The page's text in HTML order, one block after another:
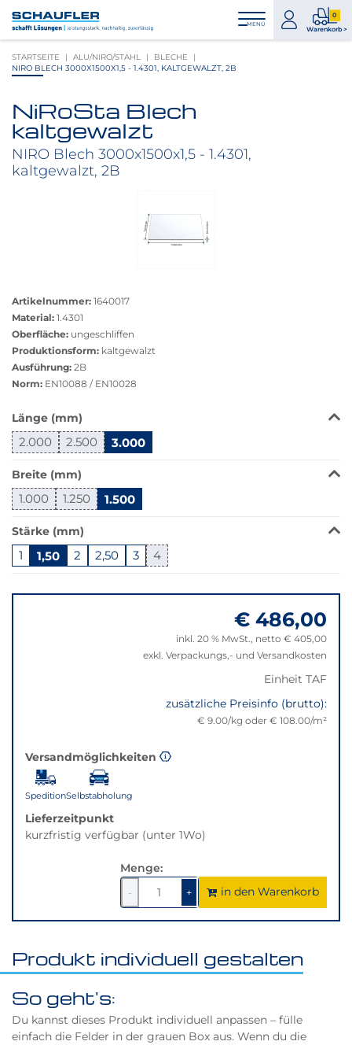
Inhalt
Hauptnavigation
Footernavigation
Logo
Schaufler
verlinkt
zur
MENÜ
zum
Konto
0
Warenkorb >
0
STARTSEITE ALU/NIRO/STAHL
BLECHE
NIRO BLECH 3000X1500X1,5 - 1.4301, KALTGEWALZT, 2B
Produktbilder
überspringen
NiRoSta Blech
kaltgewalzt
NIRO Blech 3000x1500x1,5 - 1.4301,
kaltgewalzt, 2B
Artikelnummer: 1640017
Material: 1.4301
Oberfläche: ungeschliffen
Produktionsform: kaltgewalzt
Ausführung: 2B
Norm: EN10088 / EN10028
Das
Produkt
ist
in
dieser
Variante
nicht
verfügbar.
Bei
Klick
wechselt
der
Länge (mm)
2.000 2.500 3.000
Breite (mm)
1.000 1.250 1.500
Stärke (mm)
1 1,50 2 2,50 3 4
zu
€ 486,00
inkl. 20 % MwSt., netto € 405,00
exkl. Verpackungs,- und Versandkosten
Einheit TAF
zusätzliche Preisinfo (brutto):
€ 9.00/kg oder € 108.00/m²
Versandmöglichkeiten
SpeditionSelbstabholung
Lieferzeitpunkt
kurzfristig verfügbar (unter 1Wo)
Menge:
-
1
verringern
+1um
1
erhöhen
in den Warenkorb
Produkt individuell gestalten
So geht's:
Du kannst dieses Produkt individuell anpassen – fülle
einfach die Felder in der grauen Box aus. Wenn du die